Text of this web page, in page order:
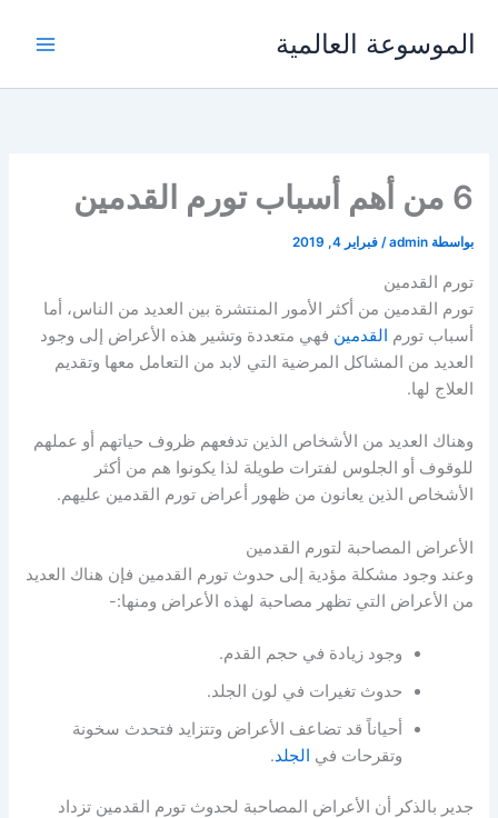
الموسوعة العالمية
6 من أهم أسباب تورم القدمين
بواسطة admin
/فبراير 4, 2019
تورم القدمين
تورم القدمين من أكثر الأمور المنتشرة بين العديد من الناس، أما
أسباب تورم القدمين فهي متعددة وتشير هذه الأعراض إلى وجود
العديد من المشاكل المرضية التي لابد من التعامل معها وتقديم
العلاج لها.
وهناك العديد من الأشخاص الذين تدفعهم ظروف حياتهم أو عملهم
للوقوف أو الجلوس لفترات طويلة لذا يكونوا هم من أكثر
الأشخاص الذين يعانون من ظهور أعراض تورم القدمين عليهم.
الأعراض المصاحبة لتورم القدمين
وعند وجود مشكلة مؤدية إلى حدوث تورم القدمين فإن هناك العديد
من الأعراض التي تظهر مصاحبة لهذه الأعراض ومنها:-
وجود زيادة في حجم القدم.
حدوث تغيرات في لون الجلد.
أحياناً قد تضاعف الأعراض وتتزايد فتحدث سخونة
وتقرحات في الجلد.
جدير بالذكر أن الأعراض المصاحبة لحدوث تورم القدمين تزداد